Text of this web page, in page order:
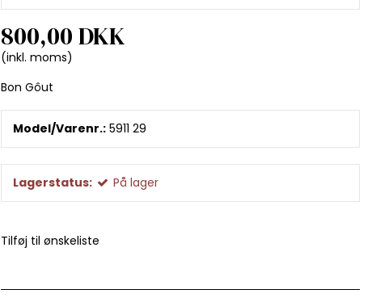
800,00 DKK
(inkl. moms)
Bon Gôut
Model/Varenr.: 5911 29
Lagerstatus: På lager
Tilføj til ønskeliste